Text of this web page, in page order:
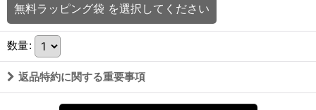
無料ラッピング袋 を選択してください
数量:
返品特約に関する重要事項